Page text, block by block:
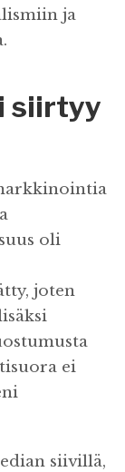
ja
siirtyy
oli
joten
ei
siivillä,